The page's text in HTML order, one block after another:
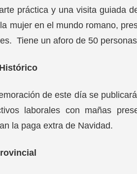
práctica y una visita guiada
mujer en el mundo romano,
Tiene un aforo de 50
de este día se
laborales con mañas
la paga extra de Navidad.